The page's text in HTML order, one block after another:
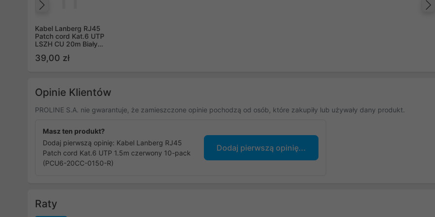
Kabel Lanberg RJ45
Patch cord Kat.6 UTP
LSZH CU 20m Biały
10CU-2000-W
39,00 zł
Opinie Klientów
PROLINE S.A. nie gwarantuje, że zamieszczone opinie pochodzą od osób, które zakupiły lub używały dany produkt.
Masz ten produkt?
Dodaj pierwszą opinię: Kabel Lanberg RJ45
Patch cord Kat.6 UTP 1.5m czerwony 10-pack
(PCU6-20CC-0150-R)
Dodaj pierwszą opinię...
Raty